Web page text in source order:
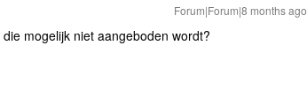
Forum|Forum|8 months ago
mogelijk niet aangeboden wordt?